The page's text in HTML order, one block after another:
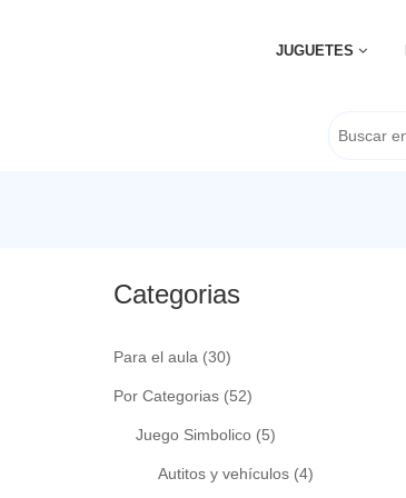
JUGUETES
Categorias
Para el aula (30)
Por Categorias (52)
Juego Simbolico (5)
Autitos y vehículos (4)